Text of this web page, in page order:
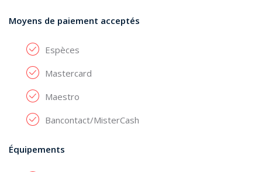
Moyens de paiement acceptés
Espèces
Mastercard
Maestro
Bancontact/MisterCash
Équipements